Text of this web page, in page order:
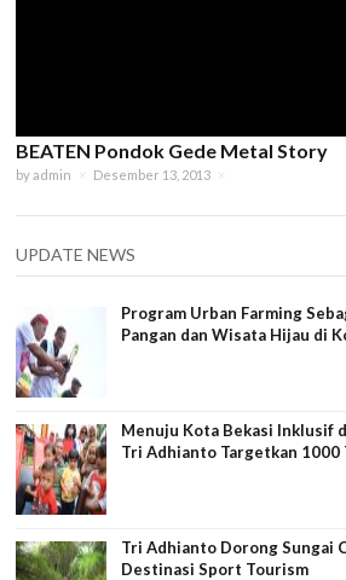
BEATEN Pondok Gede Metal Story
byadmin Desember 13, 2013
UPDATE NEWS
Program Urban Farming
Pangan dan Wisata Hijau di
Menuju Kota Bekasi Inklusif
Tri Adhianto Targetkan 1000
Tri Adhianto Dorong Sungai
Destinasi Sport Tourism